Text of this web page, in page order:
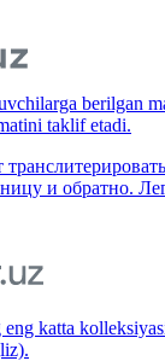
berilgan
taklif etadi.
и обратно.
katta